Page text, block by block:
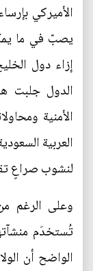
الأميركي
يصبّ في ما
إزاء دول
الدول جلبت
الأمنية
العربية
لنشوب صراعٍ
وعلى الرغم
تُستخدَم
الواضح أن